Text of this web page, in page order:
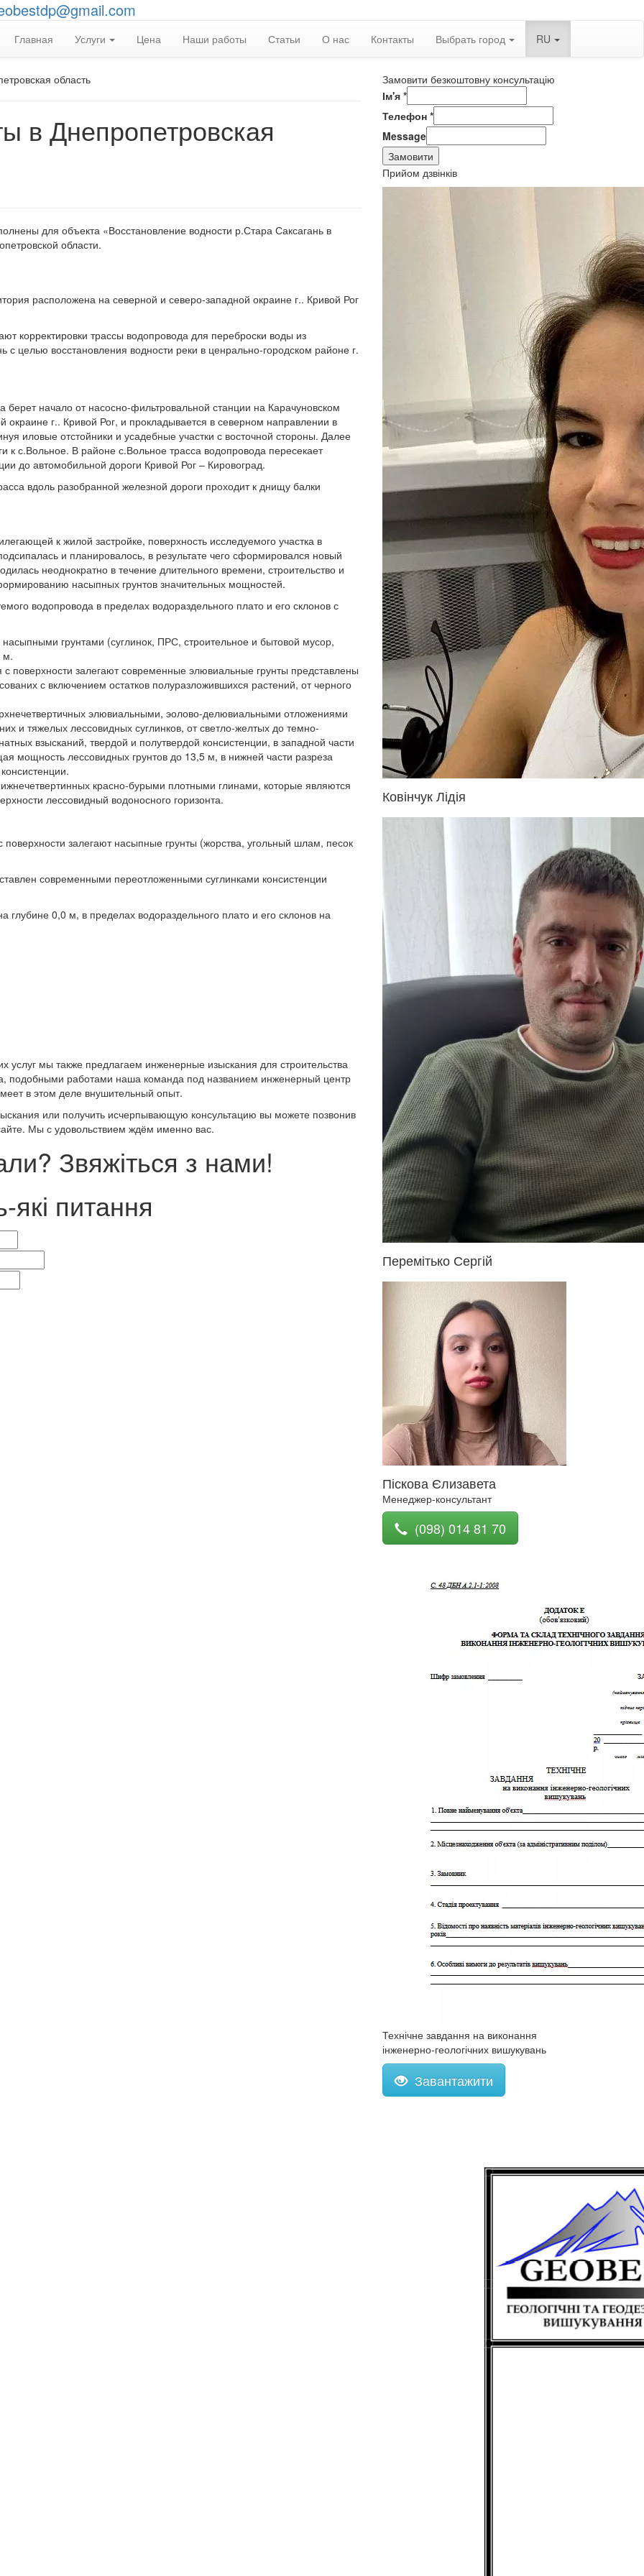
Главная Услуги Цена Наши работы Статьи О нас Контакты Выбрать город RU
область
в Днепропетровская
для объекта «Восстановление водности р.Стара Саксагань в
области.
расположена на северной и северо-западной окраине г.. Кривой Рог
корректировки трассы водопровода для переброски воды из
целью восстановления водности реки в ценрально-городском районе г.
начало от насосно-фильтровальной станции на Карачуновском
г.. Кривой Рог, и прокладывается в северном направлении в
иловые отстойники и усадебные участки с восточной стороны. Далее
к с.Вольное. В районе с.Вольное трасса водопровода пересекает
до автомобильной дороги Кривой Рог – Кировоград.
вдоль разобранной железной дороги проходит к днищу балки
к жилой застройке, поверхность исследуемого участка в
и планировалось, в результате чего сформировался новый
неоднократно в течение длительного времени, строительство и
насыпных грунтов значительных мощностей.
водопровода в пределах водораздельного плато и его склонов с
грунтами (суглинок, ПРС, строительное и бытовой мусор,
м.
поверхности залегают современные элювиальные грунты представлены
с включением остатков полуразложившихся растений, от черного
элювиальными, эолово-делювиальными отложениями
и тяжелых лессовидных суглинков, от светло-желтых до темно-
взысканий, твердой и полутвердой консистенции, в западной части
мощность лессовидных грунтов до 13,5 м, в нижней части разреза
красно-бурыми плотными глинами, которые являются
лессовидный водоносного горизонта.
поверхности залегают насыпные грунты (жорства, угольный шлам, песок
современными переотложенными суглинками консистенции
0,0 м, в пределах водораздельного плато и его склонов на
услуг мы также предлагаем инженерные изыскания для строительства
подобными работами наша команда под названием инженерный центр
в этом деле внушительный опыт.
или получить исчерпывающую консультацию вы можете позвонив
Мы с удовольствием ждём именно вас.
Звяжіться з нами!
питання
Замовити безкоштовну консультацію
Ім'я *
Телефон *
Message
Замовити
Прийом дзвінків
Ковінчук Лідія
Перемітько Сергій
Піскова Єлизавета
Менеджер-консультант
(098) 014 81 70
Технічне завдання на виконання
інженерно-геологічних вишукувань
Завантажити